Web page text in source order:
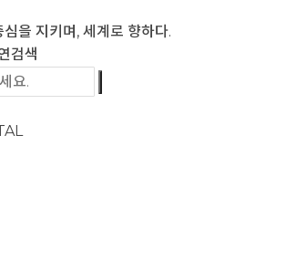
심을 지키며, 세계로 향하다.
검색